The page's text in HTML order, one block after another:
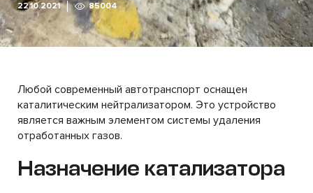
22.10.2021 85004
Любой современный автотранспорт оснащен
каталитическим нейтрализатором. Это устройство
является важным элементом системы удаления
отработанных газов.
Назначение катализатора